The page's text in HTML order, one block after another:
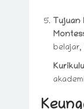
Tujuan